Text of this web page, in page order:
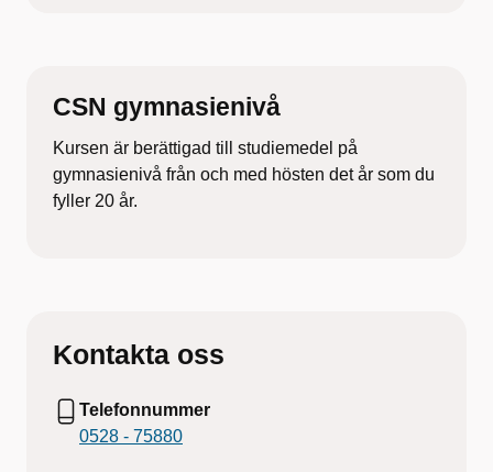
CSN gymnasienivå
Kursen är berättigad till studiemedel på
gymnasienivå från och med hösten det år som du
fyller 20 år.
Kontakta oss
Telefonnummer
0528 - 75880